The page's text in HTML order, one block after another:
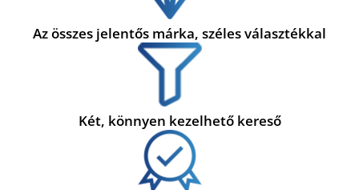
Az összes jelentős márka, széles választékkal
Két, könnyen kezelhető kereső